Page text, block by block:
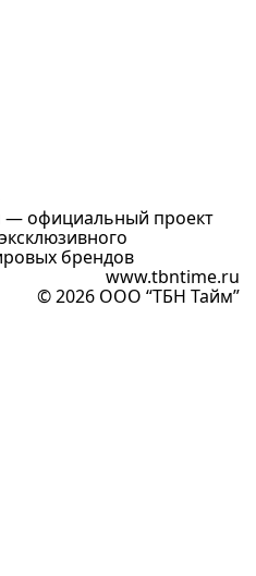
— официальный проект
брендов
www.tbntime.ru
© 2026 ООО “ТБН Тайм”